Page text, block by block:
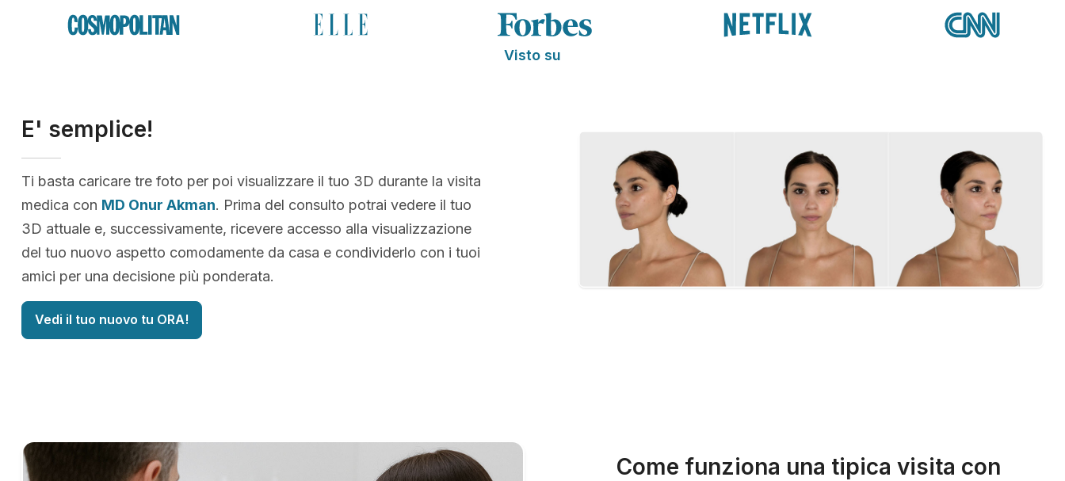
Visto su
E' semplice!
Ti basta caricare tre foto per poi visualizzare il tuo 3D durante la visita
medica con MD Onur Akman. Prima del consulto potrai vedere il tuo
3D attuale e, successivamente, ricevere accesso alla visualizzazione
del tuo nuovo aspetto comodamente da casa e condividerlo con i tuoi
amici per una decisione più ponderata.
Vedi il tuo nuovo tu ORA!
Come funziona una tipica visita con